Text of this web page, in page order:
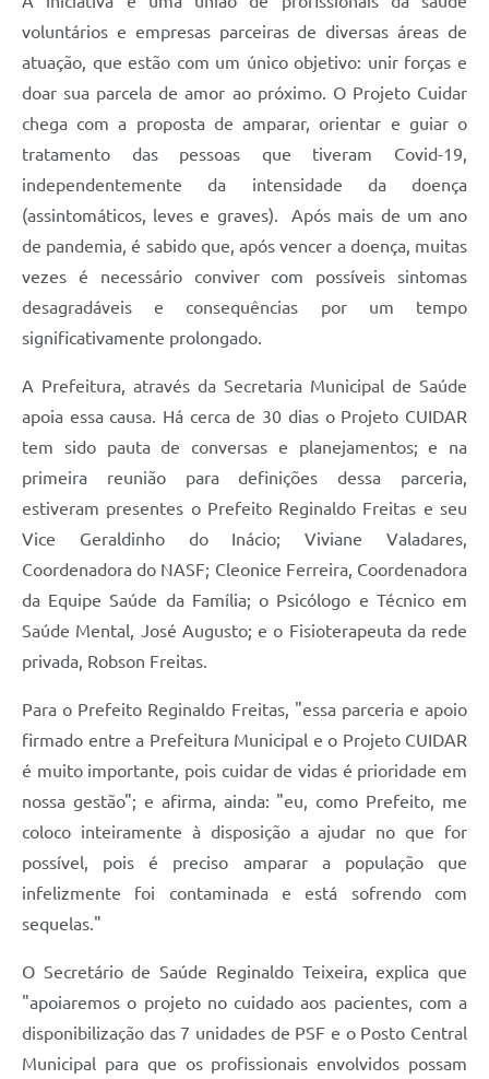
voluntários e empresas parceiras de diversas áreas de
atuação, que estão com um único objetivo: unir forças e
doar sua parcela de amor ao próximo. O Projeto Cuidar
chega com a proposta de amparar, orientar e guiar o
tratamento das pessoas que tiveram Covid-19,
independentemente da intensidade da doença
(assintomáticos, leves e graves). Após mais de um ano
de pandemia, é sabido que, após vencer a doença, muitas
vezes é necessário conviver com possíveis sintomas
desagradáveis e consequências por um tempo
significativamente prolongado.
A Prefeitura, através da Secretaria Municipal de Saúde
apoia essa causa. Há cerca de 30 dias o Projeto CUIDAR
tem sido pauta de conversas e planejamentos; e na
primeira reunião para definições dessa parceria,
estiveram presentes o Prefeito Reginaldo Freitas e seu
Vice Geraldinho do Inácio; Viviane Valadares,
Coordenadora do NASF; Cleonice Ferreira, Coordenadora
da Equipe Saúde da Família; o Psicólogo e Técnico em
Saúde Mental, José Augusto; e o Fisioterapeuta da rede
privada, Robson Freitas.
Para o Prefeito Reginaldo Freitas, "essa parceria e apoio
firmado entre a Prefeitura Municipal e o Projeto CUIDAR
é muito importante, pois cuidar de vidas é prioridade em
nossa gestão"; e afirma, ainda: "eu, como Prefeito, me
coloco inteiramente à disposição a ajudar no que for
possível, pois é preciso amparar a população que
infelizmente foi contaminada e está sofrendo com
sequelas."
O Secretário de Saúde Reginaldo Teixeira, explica que
"apoiaremos o projeto no cuidado aos pacientes, com a
disponibilização das 7 unidades de PSF e o Posto Central
Municipal para que os profissionais envolvidos possam